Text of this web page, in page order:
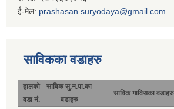
ई-मेल: prashasan.suryodaya@gmail.com
साविकका वडाहरु
हालको
वडा नं.
साविक सु.न.पा.का
वडाहरु
साविक गाविसका वडाहरु